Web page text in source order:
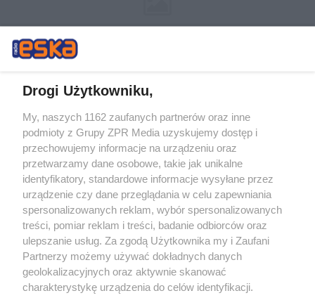
Żaden utwór zamieszczony w serwisie nie może być powielany i
rozpowszechniany lub dalej rozpowszechniany w jakikolwiek sposób (w
tym także elektroniczny lub mechaniczny) na jakimkolwiek polu
eksploatacji w jakiejkolwiek formie, włącznie z umieszczaniem w
Internecie bez pisemnej zgody właściciela praw. Jakiekolwiek użycie lub
wykorzystanie utworów w całości lub w części z naruszeniem prawa,
tzn. bez właściwej zgody, jest zabronione pod groźbą kary i może być
ścigane prawnie.
Drogi Użytkowniku,
My, naszych 1162 zaufanych partnerów oraz inne
podmioty z Grupy ZPR Media uzyskujemy dostęp i
przechowujemy informacje na urządzeniu oraz
przetwarzamy dane osobowe, takie jak unikalne
identyfikatory, standardowe informacje wysyłane przez
urządzenie czy dane przeglądania w celu zapewniania
spersonalizowanych reklam, wybór spersonalizowanych
treści, pomiar reklam i treści, badanie odbiorców oraz
ulepszanie usług. Za zgodą Użytkownika my i Zaufani
Partnerzy możemy używać dokładnych danych
geolokalizacyjnych oraz aktywnie skanować
charakterystykę urządzenia do celów identyfikacji.